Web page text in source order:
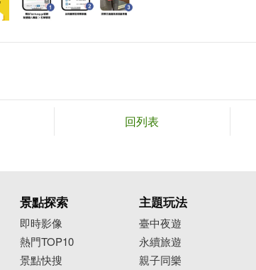
回列表
景點探索
即時影像
熱門TOP10
景點快搜
主題玩法
臺中夜遊
永續旅遊
親子同樂